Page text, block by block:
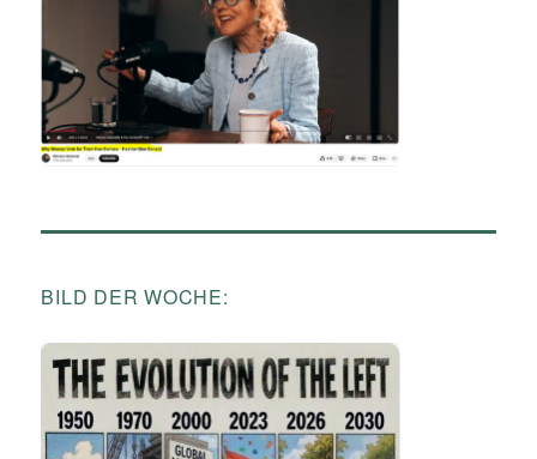
BILD DER WOCHE: